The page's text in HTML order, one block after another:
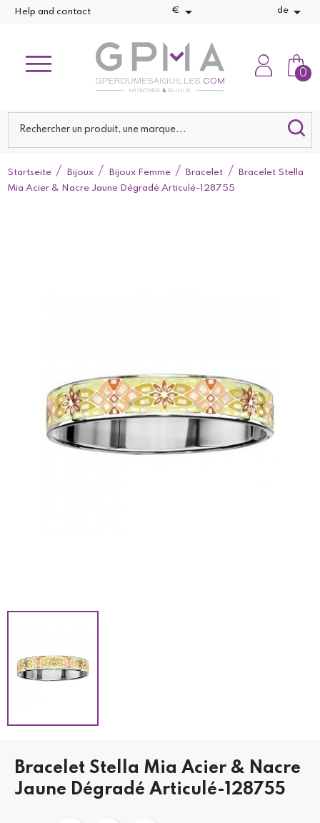
Help and contact €  de 
0
Startseite Bijoux Bijoux Femme Bracelet
Bracelet Stella
Mia Acier & Nacre Jaune Dégradé Articulé-128755
Bracelet Stella Mia Acier & Nacre
Jaune Dégradé Articulé-128755